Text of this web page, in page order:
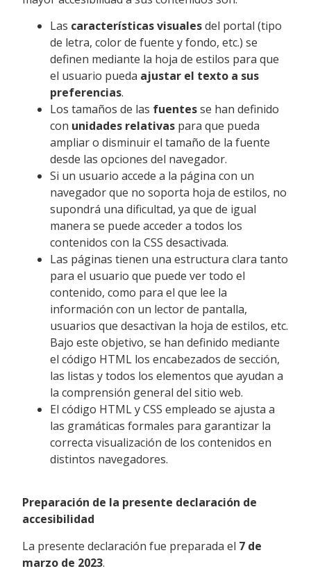
Las características visualesdel portal (tipo
de letra, color de fuente y fondo, etc.) se
definen mediante la hoja de estilos para que
el usuario pueda ajustar el texto a sus
preferencias.
Los tamaños de las fuentesse han definido
con unidades relativas para que pueda
ampliar o disminuir el tamaño de la fuente
desde las opciones del navegador.
Si un usuario accede a la página con un
navegador que no soporta hoja de estilos, no
supondrá una dificultad, ya que de igual
manera se puede acceder a todos los
contenidos con la CSS desactivada.
Las páginas tienen una estructura clara tanto
para el usuario que puede ver todo el
contenido, como para el que lee la
información con un lector de pantalla,
usuarios que desactivan la hoja de estilos, etc.
Bajo este objetivo, se han definido mediante
el código HTML los encabezados de sección,
las listas y todos los elementos que ayudan a
la comprensión general del sitio web.
El código HTML y CSS empleado se ajusta a
las gramáticas formales para garantizar la
correcta visualización de los contenidos en
distintos navegadores.
Preparación de la presente declaración de
accesibilidad
La presente declaración fue preparada el 7 de
marzo de 2023.